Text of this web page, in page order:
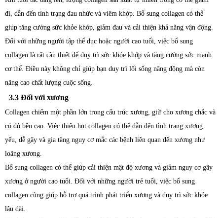
đi, dẫn đến tình trạng đau nhức và viêm khớp. Bổ sung collagen có thể
giúp tăng cường sức khỏe khớp, giảm đau và cải thiện khả năng vận động.
Đối với những người tập thể dục hoặc người cao tuổi, việc bổ sung
collagen là rất cần thiết để duy trì sức khỏe khớp và tăng cường sức mạnh
cơ thể. Điều này không chỉ giúp bạn duy trì lối sống năng động mà còn
nâng cao chất lượng cuộc sống.
3.3 Đối với xương
Collagen chiếm một phần lớn trong cấu trúc xương, giữ cho xương chắc và
có độ bền cao. Việc thiếu hụt collagen có thể dẫn đến tình trạng xương
yếu, dễ gãy và gia tăng nguy cơ mắc các bệnh liên quan đến xương như
loãng xương.
Bổ sung collagen có thể giúp cải thiện mật độ xương và giảm nguy cơ gãy
xương ở người cao tuổi. Đối với những người trẻ tuổi, việc bổ sung
collagen cũng giúp hỗ trợ quá trình phát triển xương và duy trì sức khỏe
lâu dài.